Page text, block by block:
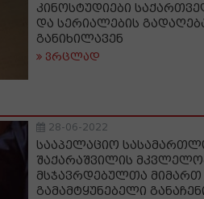
კინოსტუდიები
და სერიალების
განიხილავენ
ვრცლად
28-06-2022
სააპელაციო
შაქარაშვილის
მსჯავრდებულთა
გამამტყუნებელი